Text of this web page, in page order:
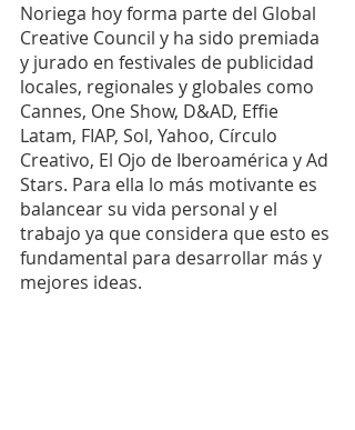
Noriega hoy forma parte del Global
Creative Council y ha sido premiada
y jurado en festivales de publicidad
locales, regionales y globales como
Cannes, One Show, D&AD, Effie
Latam, FIAP, Sol, Yahoo, Círculo
Creativo, El Ojo de Iberoamérica y Ad
Stars. Para ella lo más motivante es
balancear su vida personal y el
trabajo ya que considera que esto es
fundamental para desarrollar más y
mejores ideas.